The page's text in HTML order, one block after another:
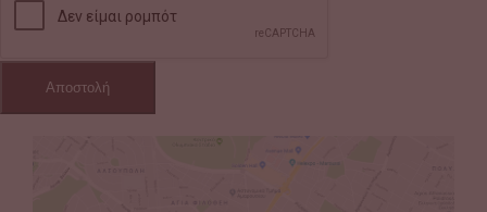
Αποστολή